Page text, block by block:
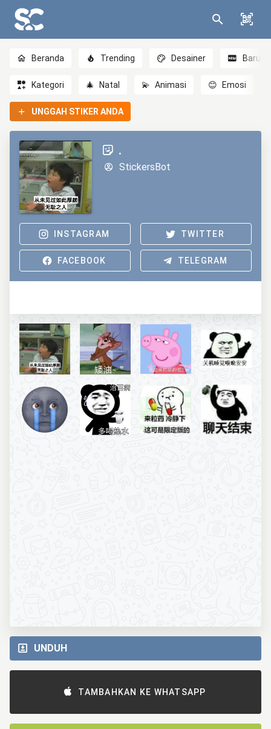
Beranda Trending Desainer Baru
Kategori 🎄 Natal 💫 Animasi 😊 Emosi
UNGGAH STIKER ANDA
.
StickersBot
INSTAGRAM TWITTER
FACEBOOK TELEGRAM
UNDUH
TAMBAHKAN KE WHATSAPP